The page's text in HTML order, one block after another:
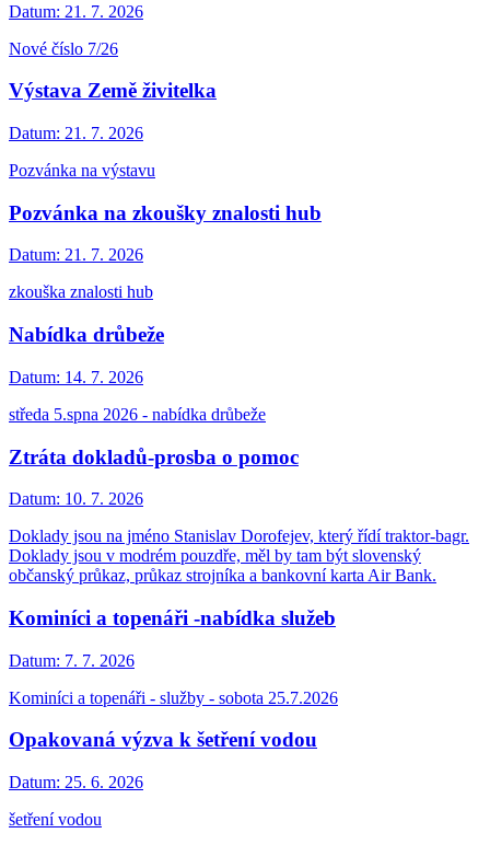
Datum: 21. 7. 2026
Nové číslo 7/26
Výstava Země živitelka
Datum: 21. 7. 2026
Pozvánka na výstavu
Pozvánka na zkoušky znalosti hub
Datum: 21. 7. 2026
zkouška znalosti hub
Nabídka drůbeže
Datum: 14. 7. 2026
středa 5.spna 2026 - nabídka drůbeže
Ztráta dokladů-prosba o pomoc
Datum: 10. 7. 2026
Doklady jsou na jméno Stanislav Dorofejev, který řídí traktor-bagr.
Doklady jsou v modrém pouzdře, měl by tam být slovenský
občanský průkaz, průkaz strojníka a bankovní karta Air Bank.
Kominíci a topenáři -nabídka služeb
Datum: 7. 7. 2026
Kominíci a topenáři - služby - sobota 25.7.2026
Opakovaná výzva k šetření vodou
Datum: 25. 6. 2026
šetření vodou